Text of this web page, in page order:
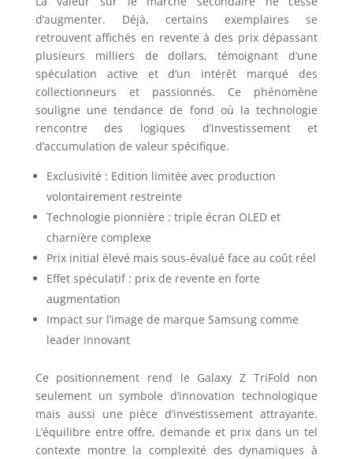
d’augmenter. Déjà, certains exemplaires se
retrouvent affichés en revente à des prix dépassant
plusieurs milliers de dollars, témoignant d’une
spéculation active et d’un intérêt marqué des
collectionneurs et passionnés. Ce phénomène
souligne une tendance de fond où la technologie
rencontre des logiques d’investissement et
d’accumulation de valeur spécifique.
Exclusivité : Edition limitée avec production
volontairement restreinte
Technologie pionnière : triple écran OLED et
charnière complexe
Prix initial élevé mais sous-évalué face au coût réel
Effet spéculatif : prix de revente en forte
augmentation
Impact sur l’image de marque Samsung comme
leader innovant
Ce positionnement rend le Galaxy Z TriFold non
seulement un symbole d’innovation technologique
mais aussi une pièce d’investissement attrayante.
L’équilibre entre offre, demande et prix dans un tel
contexte montre la complexité des dynamiques à